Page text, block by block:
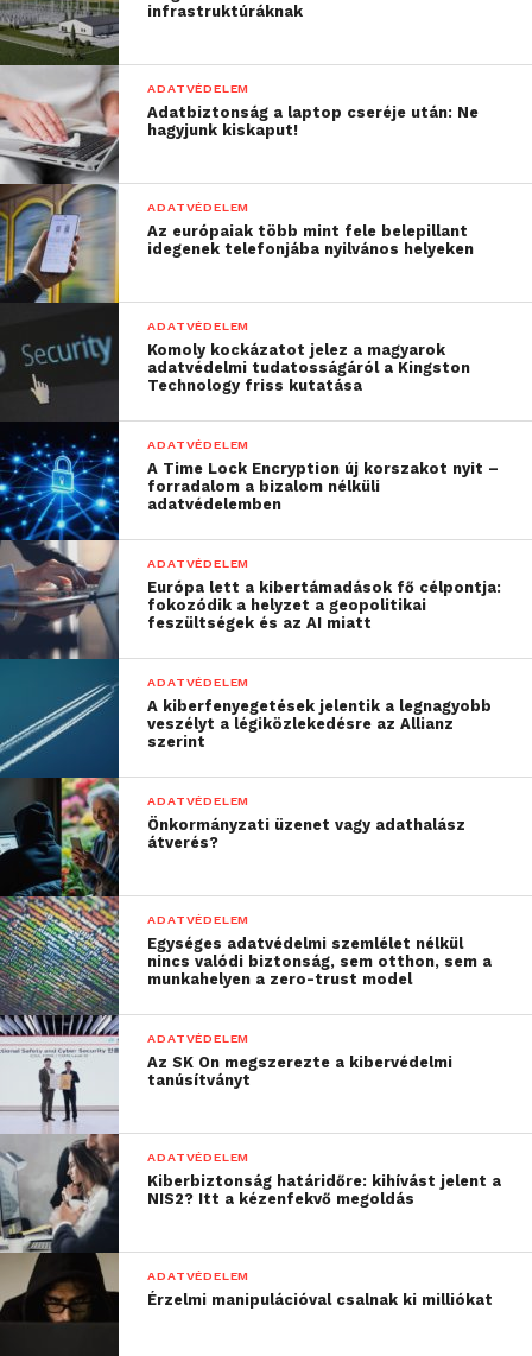
“Hihetetlenül rémisztő,
de egyáltalán nem
meglepő az ilyen
mennyiségű személyes
információ egy
felhasználóról. Minden
app, amit napi szinten
használunk rendelkezik
ezekkel az
információkkal, a
ezerrel is több oldala van
mindenkiről!”
– mondta el Oliver Keyes, a Washingtoni Egyetem
adatelemzője
Egyszerűen az adatokat nem tudjuk érzékelni, mint
emberek. Tudomásunk van róla, hogy idegen
emberek, cégek birtokolnak rólunk végtelen
mennyiségű információt, de ezt képtelenek
vagyunk addig reálisan látni, amíg nincs előttünk
egy 2000 oldalas nyomtatvány, ami, kvázi tudtunk
nélkül csak rólunk szól. Persze mindnyájan
elfogadunk minden kérdést a regisztrációnál, hiszen
ezek nélkül nem is tudunk tovább haladni, hogy
tudjuk használni az adott appot, viszont mindig
gondoljuk át és legyünk tisztába azzal, hogy mikor,
mire regisztrálunk be, illetve milyen infót adunk
meg magunkról.
Itt jön képbe az, hogy az applikációk milyen
biztonságot kínálnak nekünk. A Tinder világosan
leírja az apró betűs részben:
“Ne számítson rá, hogy a
személyes adatai,
beszélgetései és egyéb
kommunikációs
infrastruktúráknak
ADATVÉDELEM
Adatbiztonság a laptop cseréje után: Ne
hagyjunk kiskaput!
ADATVÉDELEM
Az európaiak több mint fele belepillant
idegenek telefonjába nyilvános helyeken
ADATVÉDELEM
Komoly kockázatot jelez a magyarok
adatvédelmi tudatosságáról a Kingston
Technology friss kutatása
ADATVÉDELEM
A Time Lock Encryption új korszakot nyit –
forradalom a bizalom nélküli
adatvédelemben
ADATVÉDELEM
Európa lett a kibertámadások fő célpontja:
fokozódik a helyzet a geopolitikai
feszültségek és az AI miatt
ADATVÉDELEM
A kiberfenyegetések jelentik a legnagyobb
veszélyt a légiközlekedésre az Allianz
szerint
ADATVÉDELEM
Önkormányzati üzenet vagy adathalász
átverés?
ADATVÉDELEM
Egységes adatvédelmi szemlélet nélkül
nincs valódi biztonság, sem otthon, sem a
munkahelyen a zero-trust model
ADATVÉDELEM
Az SK On megszerezte a kibervédelmi
tanúsítványt
ADATVÉDELEM
Kiberbiztonság határidőre: kihívást jelent a
NIS2? Itt a kézenfekvő megoldás
ADATVÉDELEM
Érzelmi manipulációval csalnak ki milliókat